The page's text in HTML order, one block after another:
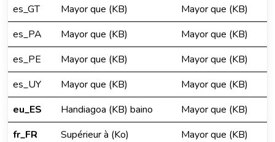
es_GT
Mayor que (KB)
Mayor que (KB)
es_PA
Mayor que (KB)
Mayor que (KB)
es_PE
Mayor que (KB)
Mayor que (KB)
es_UY
Mayor que (KB)
Mayor que (KB)
eu_ES
Handiagoa (KB) baino
Mayor que (KB)
fr_FR
Supérieur à (Ko)
Mayor que (KB)